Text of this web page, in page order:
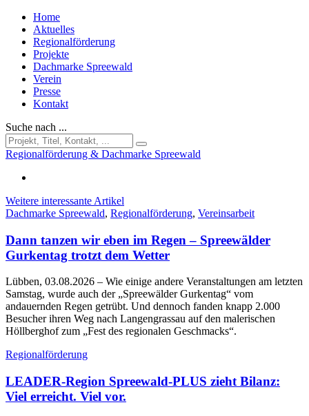
Home
Aktuelles
Regionalförderung
Projekte
Dachmarke Spreewald
Verein
Presse
Kontakt
Suche nach ...
Regionalförderung & Dachmarke Spreewald
Weitere interessante Artikel
Dachmarke Spreewald, Regionalförderung, Vereinsarbeit
Dann tanzen wir eben im Regen – Spreewälder
Gurkentag trotzt dem Wetter
Lübben, 03.08.2026 – Wie einige andere Veranstaltungen am letzten
Samstag, wurde auch der „Spreewälder Gurkentag“ vom
andauernden Regen getrübt. Und dennoch fanden knapp 2.000
Besucher ihren Weg nach Langengrassau auf den malerischen
Höllberghof zum „Fest des regionalen Geschmacks“.
Regionalförderung
LEADER-Region Spreewald-PLUS zieht Bilanz:
Viel erreicht. Viel vor.